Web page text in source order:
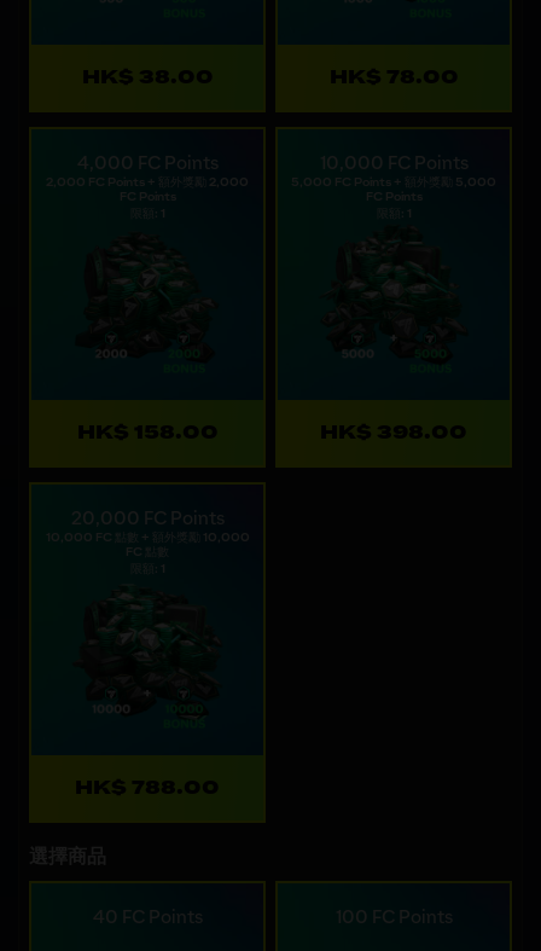
HK$ 38.00 HK$ 78.00
4,000 FC Points
2,000 FC Points + 額外獎勵 2,000
FC Points
HK$ 158.00
10,000 FC Points
5,000 FC Points + 額外獎勵 5,000
FC Points
HK$ 398.00
20,000 FC Points
10,000 FC 點數 + 額外獎勵 10,000
FC 點數
HK$ 788.00
40 FC Points 100 FC Points